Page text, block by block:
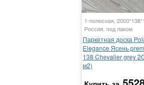
1-полосная,
Россия, под лаком
Паркетная доска
Elegance Ясень
138 Chevalier grey
м2)